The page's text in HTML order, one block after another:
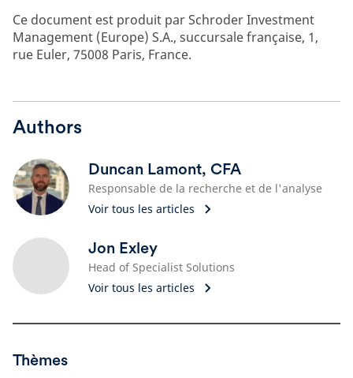
Ce document est produit par Schroder Investment
Management (Europe) S.A., succursale française, 1,
rue Euler, 75008 Paris, France.
Authors
Duncan Lamont, CFA
Responsable de la recherche et de l'analyse
Voir tous les articles
Jon Exley
Head of Specialist Solutions
Voir tous les articles
Thèmes